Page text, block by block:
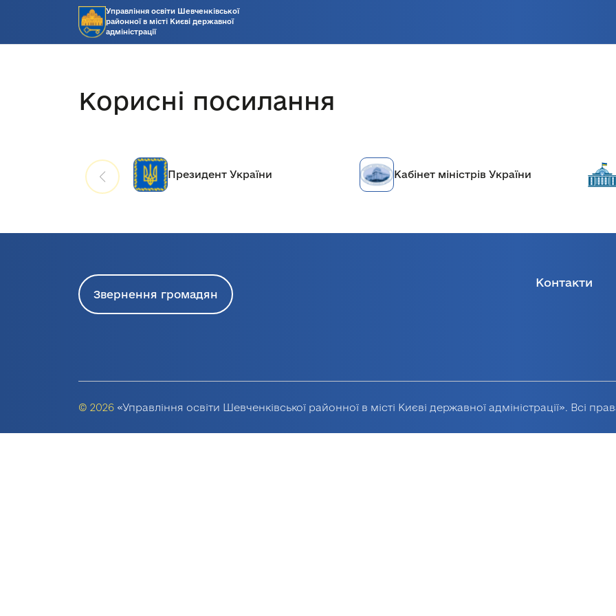
Управління освіти Шевченківської
районної в місті Києві державної
адміністрації
Корисні посилання
Президент України Кабінет міністрів України
Звернення громадян
Контакти
© 2026 «Управління освіти Шевченківської районної в місті Києві державної адміністрації». Всі